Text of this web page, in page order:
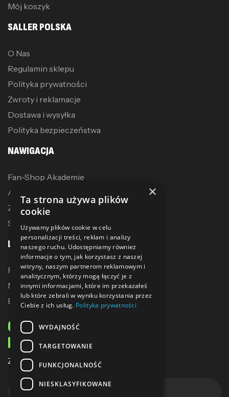
Mój koszyk
SALLER POLSKA
O Nas
Regulamin sklepu
Polityka prywatności
Zwroty i reklamacje
Dostawa i wysyłka
Polityka bezpieczeństwa
NAWIGACJA
Fan-Shop Akademie
Akcesoria treningowe
Zostań dystrybutorem
Sublimacja
LINKI
Promocje
Nowe produkty
Bestsellery
ODBIERZ 10% ZNIŻKI
NA PIERWSZE ZAKUPY
Zapisz się do naszego newslettera
×
Ta strona używa plików
cookie
Używamy plików cookie w celu
personalizacji treści, reklam i analizy
naszego ruchu. Udostępniamy również
informacje o tym, jak korzystasz z naszej
witryny, naszym partnerom reklamowym i
analitycznym, którzy mogą łączyć je z
innymi informacjami, które im przekazałeś
lub które zebrali w wyniku korzystania przez
Ciebie z ich usług. Polityka prywatności
WYDAJNOŚĆ
TARGETOWANIE
FUNKCJONALNOŚĆ
NIESKLASYFIKOWANE